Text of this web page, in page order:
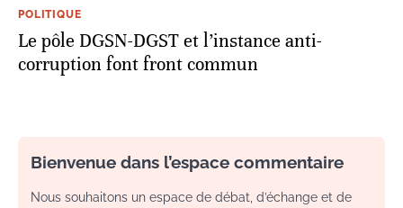
POLITIQUE
Le pôle DGSN-DGST et l’instance anti-
corruption font front commun
Bienvenue dans l’espace commentaire
Nous souhaitons un espace de débat, d’échange et de